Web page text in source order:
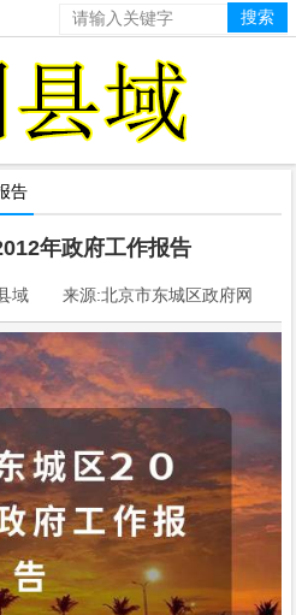
告
年政府工作报告
来源:北京市东城区政府网